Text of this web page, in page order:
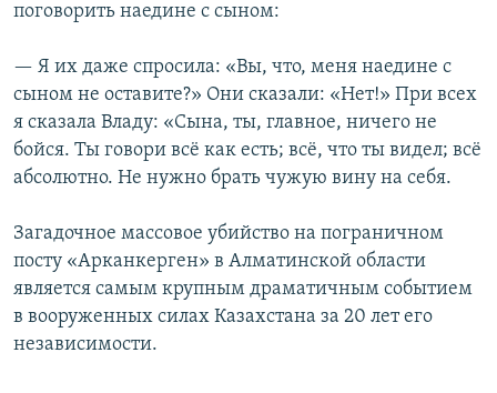
поговорить наедине с сыном:
— Я их даже спросила: «Вы, что, меня наедине с
сыном не оставите?» Они сказали: «Нет!» При всех
я сказала Владу: «Сына, ты, главное, ничего не
бойся. Ты говори всё как есть; всё, что ты видел; всё
абсолютно. Не нужно брать чужую вину на себя.
Загадочное массовое убийство на пограничном
посту «Арканкерген» в Алматинской области
является самым крупным драматичным событием
в вооруженных силах Казахстана за 20 лет его
независимости.